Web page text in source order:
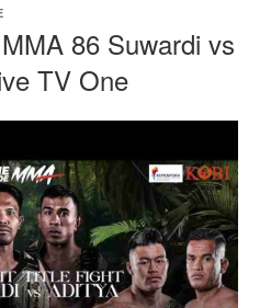
86 Suwardi vs
TV One